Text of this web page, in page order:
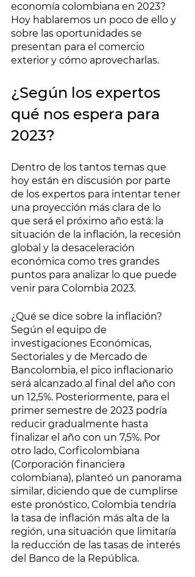
economía colombiana en 2023?
Hoy hablaremos un poco de ello y
sobre las oportunidades se
presentan para el comercio
exterior y cómo aprovecharlas.
¿Según los expertos
qué nos espera para
2023?
Dentro de los tantos temas que
hoy están en discusión por parte
de los expertos para intentar tener
una proyección más clara de lo
que será el próximo año está: la
situación de la inflación, la recesión
global y la desaceleración
económica como tres grandes
puntos para analizar lo que puede
venir para Colombia 2023.
¿Qué se dice sobre la inflación?
Según el equipo de
investigaciones Económicas,
Sectoriales y de Mercado de
Bancolombia, el pico inflacionario
será alcanzado al final del año con
un 12,5%. Posteriormente, para el
primer semestre de 2023 podría
reducir gradualmente hasta
finalizar el año con un 7,5%. Por
otro lado, Corficolombiana
(Corporación financiera
colombiana), planteó un panorama
similar, diciendo que de cumplirse
este pronóstico, Colombia tendría
la tasa de inflación más alta de la
región, una situación que limitaría
la reducción de las tasas de interés
del Banco de la República.